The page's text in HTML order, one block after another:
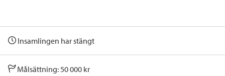
Insamlingen har stängt
Målsättning: 50 000 kr